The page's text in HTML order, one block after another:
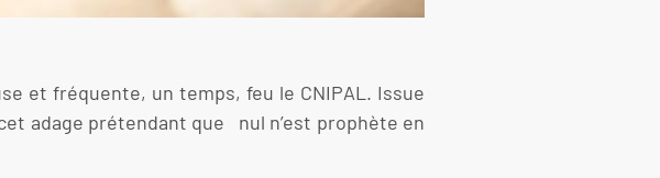
et fréquente, un temps, feu le CNIPAL. Issue
adage prétendant que nul n’est prophète en